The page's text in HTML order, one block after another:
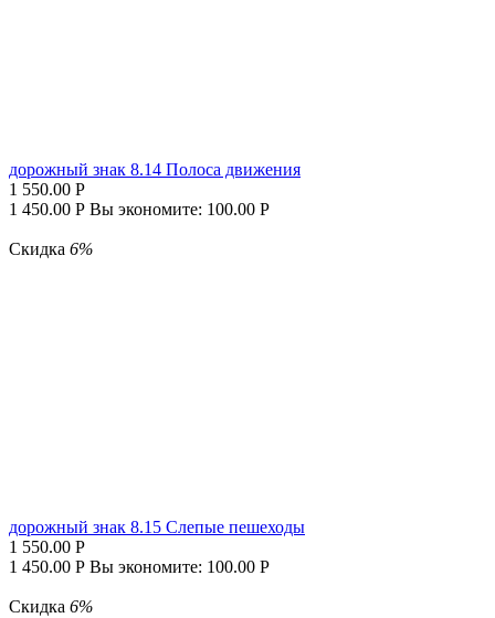
дорожный знак 8.14 Полоса движения
1 550.00 Р
1 450.00 Р Вы экономите: 100.00 Р
Скидка 6%
дорожный знак 8.15 Слепые пешеходы
1 550.00 Р
1 450.00 Р Вы экономите: 100.00 Р
Скидка 6%